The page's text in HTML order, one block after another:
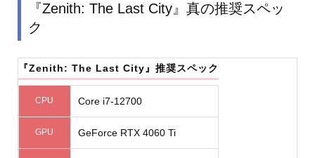
『Zenith: The Last City』真の推奨スペッ
ク
『Zenith: The Last City』推奨スペック
CPU Core i7-12700
GPU GeForce RTX 4060 Ti